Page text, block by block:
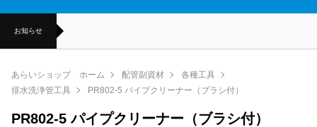
お知らせ
あらいショップ ホーム 配管副資材
各種工具
排水洗浄管工具
PR802-5 パイプクリーナー（ブラシ付）
PR802-5 パイプクリーナー（ブラシ付）